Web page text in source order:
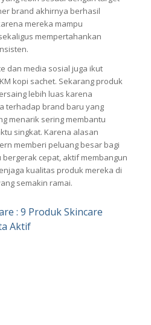
brand akhirnya berhasil
mereka mampu
mempertahankan
dan media sosial juga ikut
kopi sachet. Sekarang produk
lebih luas karena
terhadap brand baru yang
menarik sering membantu
singkat. Karena alasan
memberi peluang besar bagi
cepat, aktif membangun
kualitas produk mereka di
semakin ramai.
: 9 Produk Skincare
Aktif